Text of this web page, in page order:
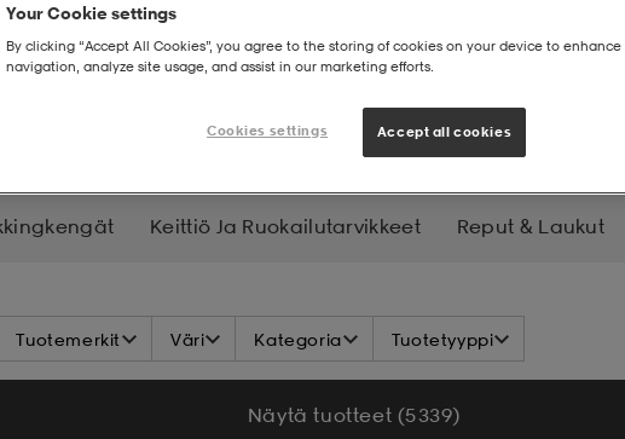
Keittiö Ja Ruokailutarvikkeet Reput & Laukut
Tuotemerkit Väri Kategoria Tuotetyyppi
Näytä tuotteet (5 339)
Your Cookie settings
By clicking “Accept All Cookies”, you agree to the storing of cookies on your device to enhance
navigation, analyze site usage, and assist in our marketing efforts.
Cookies settings Accept all cookies